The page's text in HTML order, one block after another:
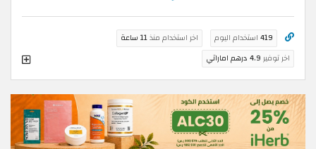
419 استخدام اليوم اخر استخدام منذ11 ساعة
اخر توفير 4.9 درهم اماراتي